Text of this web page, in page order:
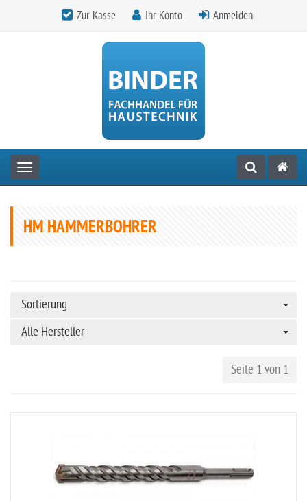
Zur Kasse Ihr Konto Anmelden
Toggle navigation
HM HAMMERBOHRER
Sortierung
Alle Hersteller
Seite 1 von 1